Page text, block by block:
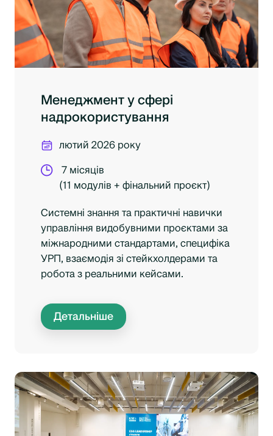
Менеджмент у сфері
надрокористування
лютий 2026 року
7 місяців
(11 модулів + фінальний проєкт)
Системні знання та практичні навички
управління видобувними проєктами за
міжнародними стандартами, специфіка
УРП, взаємодія зі стейкхолдерами та
робота з реальними кейсами.
Детальніше